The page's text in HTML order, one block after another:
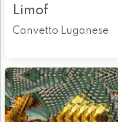
Limof
Canvetto Luganese